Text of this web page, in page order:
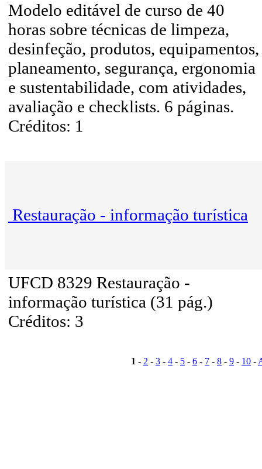
Modelo editável de curso de 40
horas sobre técnicas de limpeza,
desinfeção, produtos, equipamentos,
planeamento, segurança, ergonomia
e sustentabilidade, com atividades,
avaliação e checklists. 6 páginas.
Créditos: 1
Restauração - informação turística
UFCD 8329 Restauração -
informação turística (31 pág.)
Créditos: 3
1 - 2 - 3 - 4 - 5 - 6 - 7 - 8 - 9 - 10 -